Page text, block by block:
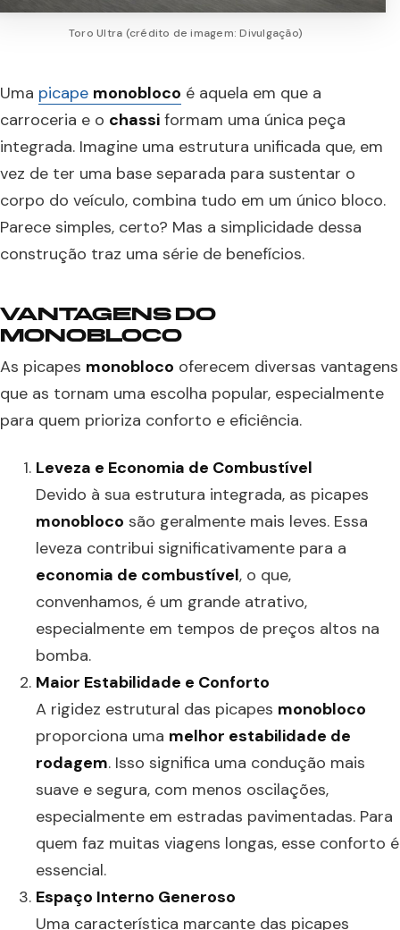
Toro Ultra (crédito de imagem: Divulgação)
Uma picape monobloco é aquela em que a
carroceria e o chassi formam uma única peça
integrada. Imagine uma estrutura unificada que, em
vez de ter uma base separada para sustentar o
corpo do veículo, combina tudo em um único bloco.
Parece simples, certo? Mas a simplicidade dessa
construção traz uma série de benefícios.
VANTAGENS DO
MONOBLOCO
As picapes monobloco oferecem diversas vantagens
que as tornam uma escolha popular, especialmente
para quem prioriza conforto e eficiência.
Leveza e Economia de Combustível
Devido à sua estrutura integrada, as picapes
monobloco são geralmente mais leves. Essa
leveza contribui significativamente para a
economia de combustível, o que,
convenhamos, é um grande atrativo,
especialmente em tempos de preços altos na
bomba.
Maior Estabilidade e Conforto
A rigidez estrutural das picapes monobloco
proporciona uma melhor estabilidade de
rodagem. Isso significa uma condução mais
suave e segura, com menos oscilações,
especialmente em estradas pavimentadas. Para
quem faz muitas viagens longas, esse conforto é
essencial.
Espaço Interno Generoso
Uma característica marcante das picapes